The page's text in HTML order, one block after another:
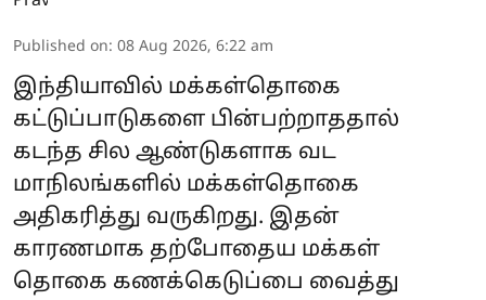
Published on: 08 Aug 2026, 6:22 am
இந்தியாவில் மக்கள்தொகை
கட்டுப்பாடுகளை பின்பற்றாததால்
கடந்த சில ஆண்டுகளாக வட
மாநிலங்களில் மக்கள்தொகை
அதிகரித்து வருகிறது. இதன்
காரணமாக தற்போதைய மக்கள்
தொகை கணக்கெடுப்பை வைத்து